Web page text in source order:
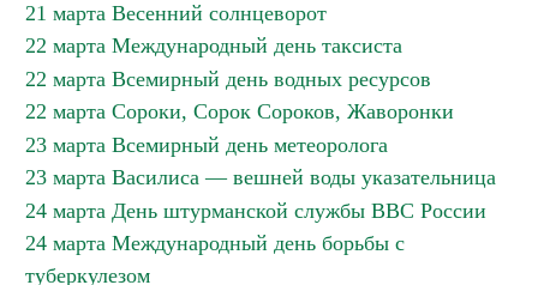
21 марта Весенний солнцеворот
22 марта Международный день таксиста
22 марта Всемирный день водных ресурсов
22 марта Сороки, Сорок Сороков, Жаворонки
23 марта Всемирный день метеоролога
23 марта Василиса — вешней воды указательница
24 марта День штурманской службы ВВС России
24 марта Международный день борьбы с
туберкулезом